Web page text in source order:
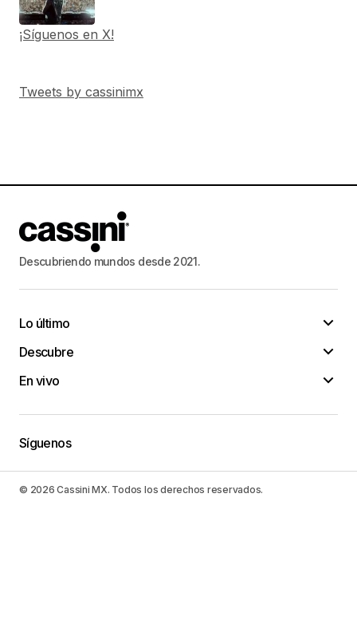
¡Síguenos en X!
Tweets by cassinimx
Descubriendo mundos desde 2021.
Lo último
Descubre
En vivo
Síguenos
© 2026 Cassini MX. Todos los derechos reservados.